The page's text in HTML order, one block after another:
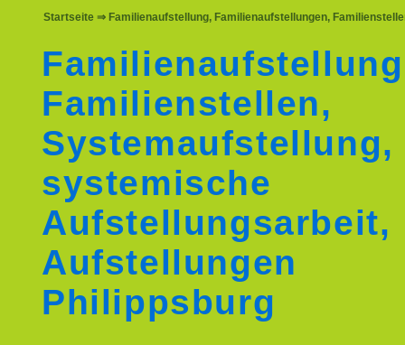
Startseite ⇒ Familienaufstellung, Familienaufstellungen,
Familienstellen,
Systemaufstellung,
systemische
Aufstellungsarbeit,
Aufstellungen
Philippsburg